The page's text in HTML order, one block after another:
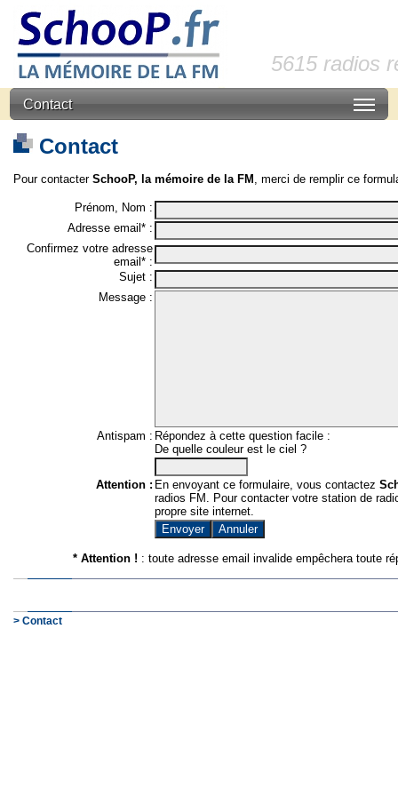
5615 radios
Contact
Contact
Pour contacter SchooP, la mémoire de la FM , merci de remplir ce
Prénom, Nom :
Adresse email* :
Confirmez votre adresse
email* :
Sujet :
Message :
Antispam : Répondez à cette question facile :
De quelle couleur est le ciel ?
Attention : En envoyant ce formulaire, vous contactez
radios FM. Pour contacter votre station de
propre site internet.
* Attention ! : toute adresse email invalide empêchera toute
> Contact